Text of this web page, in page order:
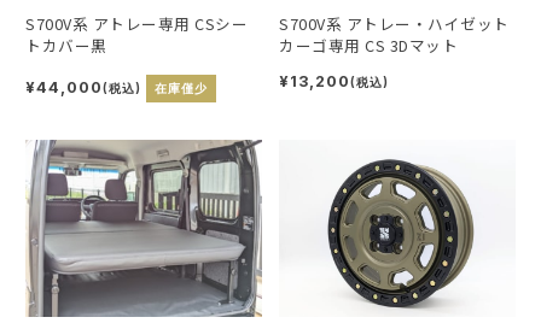
S700V系 アトレー専用 CSシー
トカバー黒
¥44,000(税込) 在庫僅少
S700V系 アトレー・ハイゼット
カーゴ専用 CS 3Dマット
¥13,200(税込)